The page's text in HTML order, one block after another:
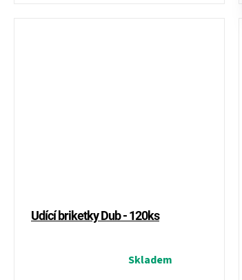
Udící briketky Dub - 120ks
Skladem